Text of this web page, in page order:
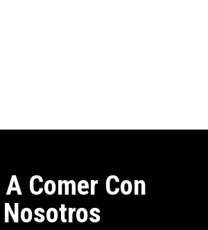
Comer Con
Nosotros